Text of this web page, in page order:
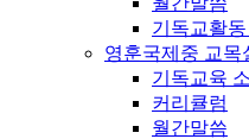
기독교활동
영훈국제중 교목
기독교육
커리큘럼
월간말씀